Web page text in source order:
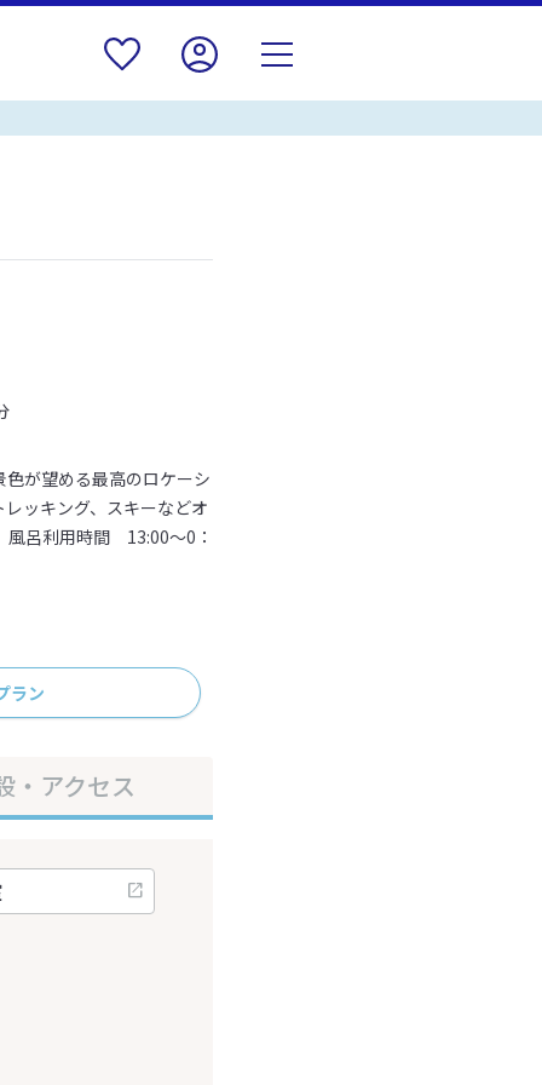
が望める最高のロケーシ
ッキング、スキーなどオ
風呂利用時間 13:00～0：
ラン
・アクセス